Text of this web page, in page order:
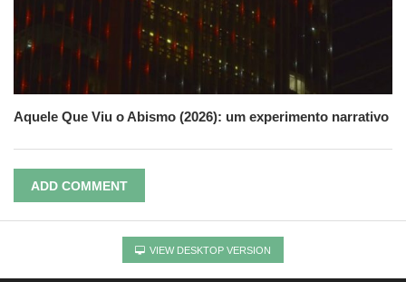
Aquele Que Viu o Abismo (2026): um experimento narrativo
ADD COMMENT
VIEW DESKTOP VERSION